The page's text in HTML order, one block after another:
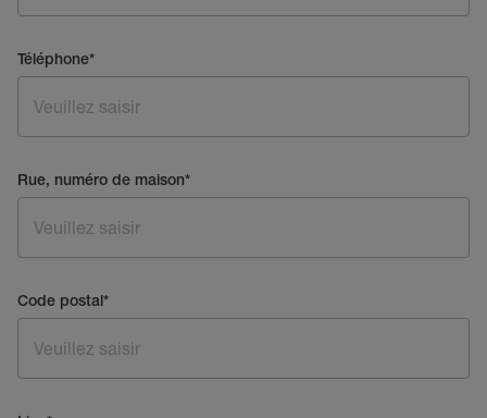
Téléphone*
Rue, numéro de maison*
Code postal*